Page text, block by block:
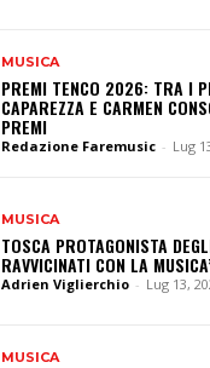
MUSICA
PREMI TENCO 2026: TRA I
CAPAREZZA E CARMEN
PREMI
Redazione Faremusic - Lug
MUSICA
TOSCA PROTAGONISTA
RAVVICINATI CON LA
Adrien Viglierchio - Lug 13,
MUSICA